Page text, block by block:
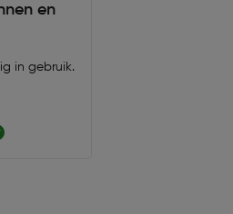
en
in gebruik.